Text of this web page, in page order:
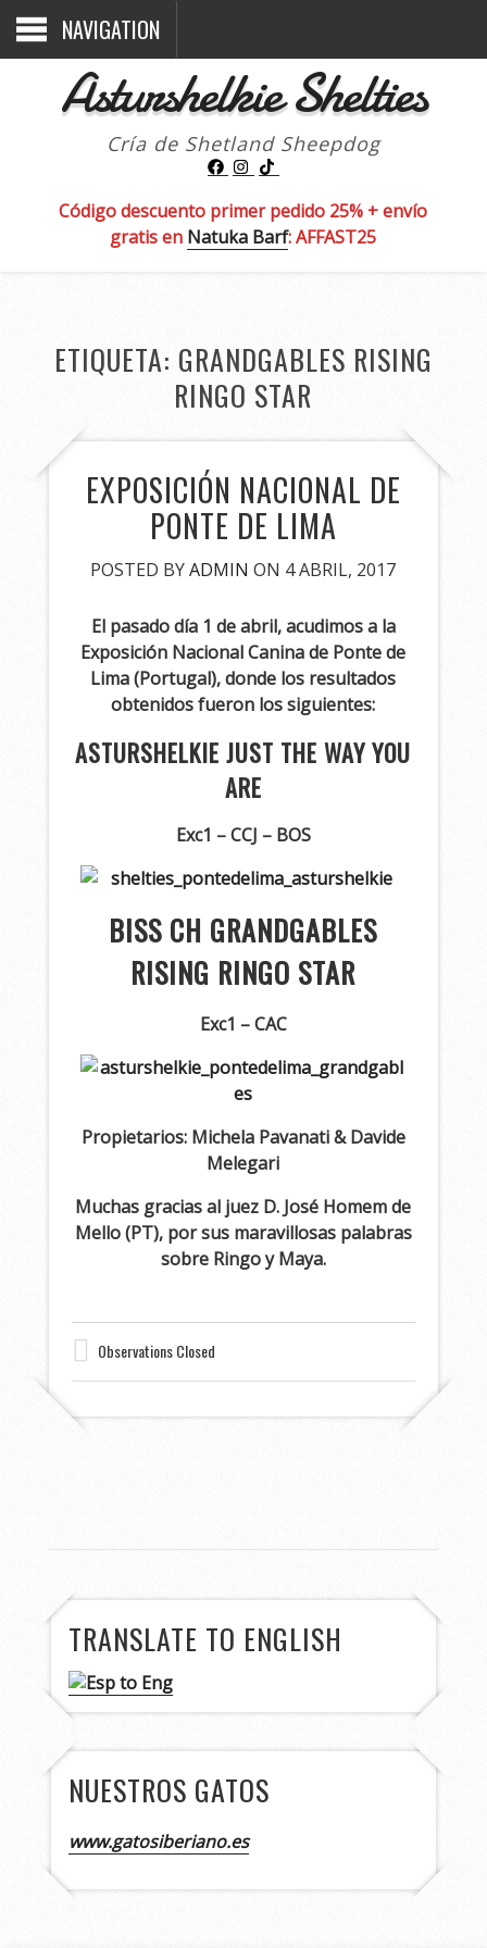
NAVIGATION
Asturshelkie Shelties
Cría de Shetland Sheepdog
Código descuento primer pedido 25% + envío
gratis en Natuka Barf: AFFAST25
ETIQUETA: GRANDGABLES RISING
RINGO STAR
EXPOSICIÓN NACIONAL DE
PONTE DE LIMA
POSTED BYADMIN ON 4 ABRIL, 2017
El pasado día 1 de abril, acudimos a la
Exposición Nacional Canina de Ponte de
Lima (Portugal), donde los resultados
obtenidos fueron los siguientes:
ASTURSHELKIE JUST THE WAY YOU
ARE
Exc1 – CCJ – BOS
BISS CH GRANDGABLES
RISING RINGO STAR
Exc1 – CAC
Propietarios: Michela Pavanati & Davide
Melegari
Muchas gracias al juez D. José Homem de
Mello (PT), por sus maravillosas palabras
sobre Ringo y Maya.
Observations Closed
TRANSLATE TO ENGLISH
NUESTROS GATOS
www.gatosiberiano.es